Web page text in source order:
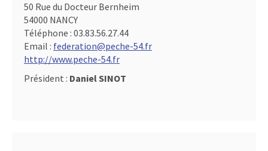
50 Rue du Docteur Bernheim
54000 NANCY
Téléphone : 03.83.56.27.44
Email : federation@peche-54.fr
http://www.peche-54.fr
Président : Daniel SINOT